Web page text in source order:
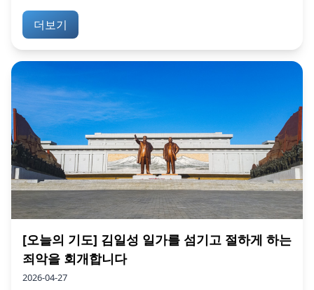
더보기
[오늘의 기도] 김일성 일가를 섬기고 절하게 하는
죄악을 회개합니다
2026-04-27